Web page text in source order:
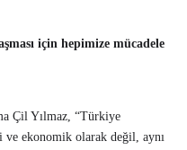
için hepimize mücadele
Çil Yılmaz, “Türkiye
ve ekonomik olarak değil, aynı